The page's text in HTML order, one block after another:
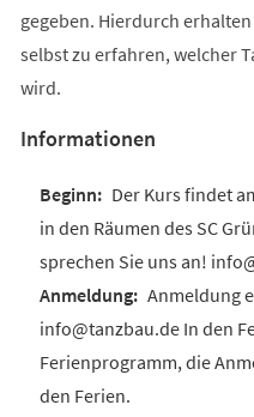
gegeben. Hierdurch
selbst zu erfahren, welcher
wird.
Informationen
Der Kurs findet
in den Räumen des SC
sprechen Sie uns an!
Anmeldung
info@tanzbau.de In den
Ferienprogramm, die
den Ferien.